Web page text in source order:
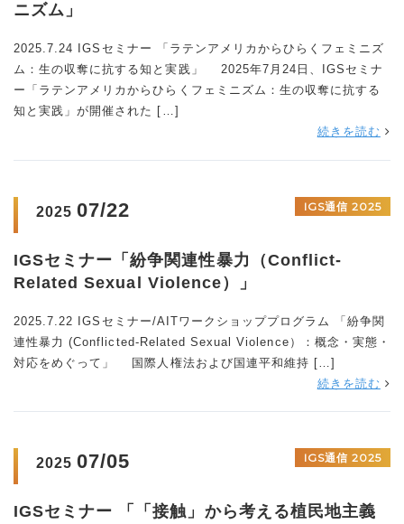
ニズム」
2025.7.24 IGSセミナー 「ラテンアメリカからひらくフェミニズ
ム：生の収奪に抗する知と実践」 2025年7月24日、IGSセミナ
ー「ラテンアメリカからひらくフェミニズム：生の収奪に抗する
知と実践」が開催された […]
続きを読む
202507/22 IGS通信 2025
IGSセミナー「紛争関連性暴力（Conflict-
Related Sexual Violence）」
2025.7.22 IGSセミナー/AITワークショッププログラム 「紛争関
連性暴力 (Conflicted-Related Sexual Violence）：概念・実態・
対応をめぐって」 国際人権法および国連平和維持 […]
続きを読む
202507/05 IGS通信 2025
IGSセミナー 「「接触」から考える植民地主義